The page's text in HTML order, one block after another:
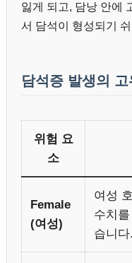
잃게 되고, 담낭 안에
서 담석이 형성되기
담석증 발생의
위험 요
소
Female
(여성)
여성
수치
습니다.